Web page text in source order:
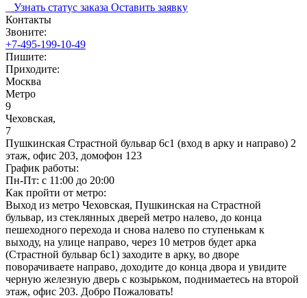
Узнать статус заказа Оставить заявку
Контакты
Звоните:
+7-495-199-10-49
Пишите:
Приходите:
Москва
Метро
9
Чеховская,
7
Пушкинская Страстной бульвар 6с1 (вход в арку и направо) 2
этаж, офис 203, домофон 123
График работы:
Пн-Пт: с 11:00 до 20:00
Как пройти от метро:
Выход из метро Чеховская, Пушкинская на Страстной
бульвар, из стеклянных дверей метро налево, до конца
пешеходного перехода и снова налево по ступенькам к
выходу, на улице направо, через 10 метров будет арка
(Страстной бульвар 6с1) заходите в арку, во дворе
поворачиваете направо, доходите до конца двора и увидите
черную железную дверь с козырьком, поднимаетесь на второй
этаж, офис 203. Добро Пожаловать!